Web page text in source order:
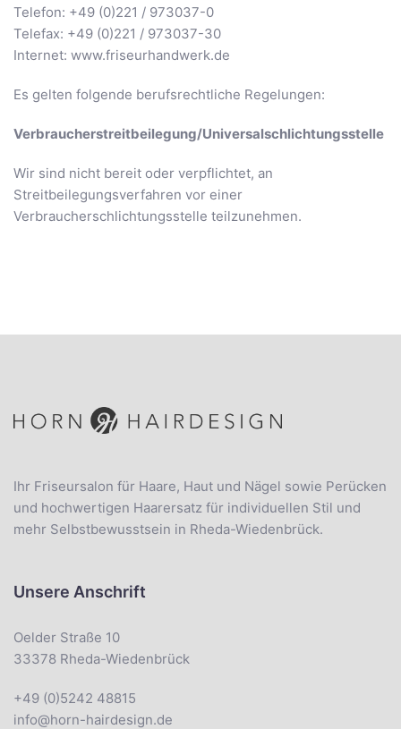
Telefon: +49 (0)221 / 973037-0
Telefax: +49 (0)221 / 973037-30
Internet: www.friseurhandwerk.de
Es gelten folgende berufsrechtliche Regelungen:
Verbraucher­streit­beilegung/Universal­schlichtungs­stelle
Wir sind nicht bereit oder verpflichtet, an
Streitbeilegungsverfahren vor einer
Verbraucherschlichtungsstelle teilzunehmen.
Ihr Friseursalon für Haare, Haut und Nägel sowie Perücken
und hochwertigen Haarersatz für individuellen Stil und
mehr Selbstbewusstsein in Rheda-Wiedenbrück.
Unsere Anschrift
Oelder Straße 10
33378 Rheda-Wiedenbrück
+49 (0)5242 48815
info@horn-hairdesign.de